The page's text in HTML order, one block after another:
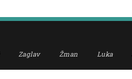
Zaglav Žman Luka